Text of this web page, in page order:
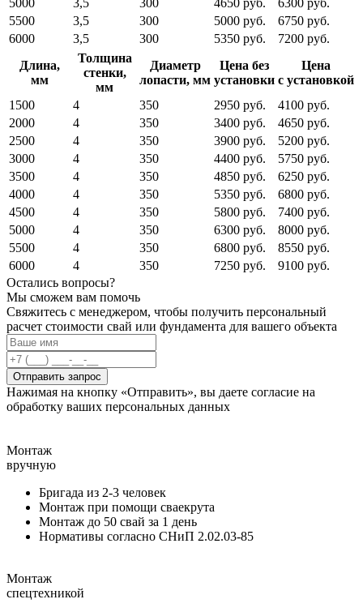
5500
3,5 300 5000 руб.
6750 руб.
6000
3,5 300 5350 руб.
7200 руб.
Длина,
мм
Толщина
стенки,
мм
Диаметр
лопасти, мм
Цена без
установки
Цена
с установкой
1500
4 350 2950 руб.
4100 руб.
2000
4 350 3400 руб.
4650 руб.
2500
4 350 3900 руб.
5200 руб.
3000
4 350 4400 руб.
5750 руб.
3500
4 350 4850 руб.
6250 руб.
4000
4 350 5350 руб.
6800 руб.
4500
4 350 5800 руб.
7400 руб.
5000
4 350 6300 руб.
8000 руб.
5500
4 350 6800 руб.
8550 руб.
6000
4 350 7250 руб.
9100 руб.
Остались вопросы?
Мы сможем вам помочь
Свяжитесь с менеджером, чтобы получить персональный
расчет стоимости свай или фундамента для вашего объекта
Отправить запрос
Нажимая на кнопку «Отправить», вы даете согласие на
обработку ваших персональных данных
Монтаж
вручную
Бригада из 2-3 человек
Монтаж при помощи сваекрута
Монтаж до 50 свай за 1 день
Нормативы согласно СНиП 2.02.03-85
Монтаж
спецтехникой